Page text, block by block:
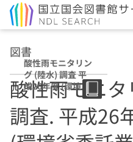
図書
酸性雨モニタリン
グ (陸水) 調査 平
成26年度 (環境省
委託業務結果報告
書 ; 平成26年度)
酸性雨モニ
調査. 平成26